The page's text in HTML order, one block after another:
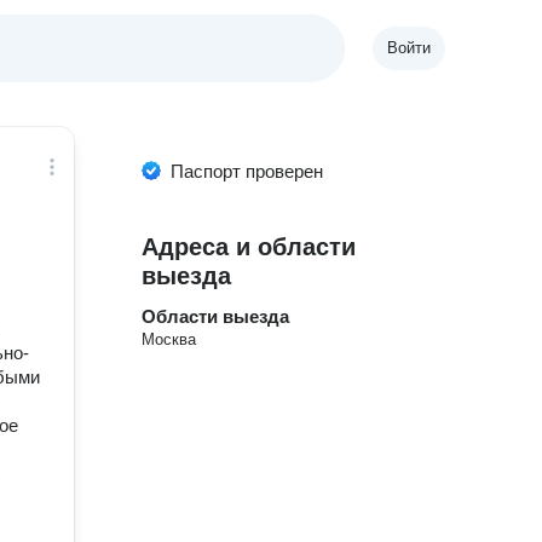
Войти
Паспорт проверен
Адреса и области
выезда
Области выезда
Москва